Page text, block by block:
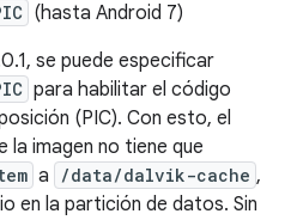
(hasta Android 7)
se puede especificar
para habilitar el código
(PIC). Con esto, el
la imagen no tiene que
a /data/dalvik-cache ,
en la partición de datos. Sin